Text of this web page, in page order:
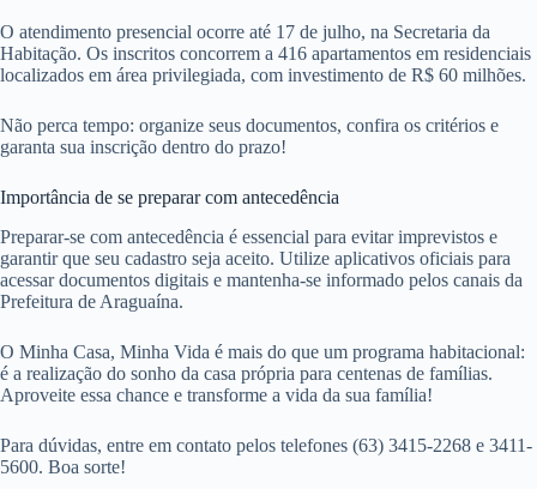
O atendimento presencial ocorre até 17 de julho, na Secretaria da
Habitação. Os inscritos concorrem a 416 apartamentos em residenciais
localizados em área privilegiada, com investimento de R$ 60 milhões.
Não perca tempo: organize seus documentos, confira os critérios e
garanta sua inscrição dentro do prazo!
Importância de se preparar com antecedência
Preparar-se com antecedência é essencial para evitar imprevistos e
garantir que seu cadastro seja aceito. Utilize aplicativos oficiais para
acessar documentos digitais e mantenha-se informado pelos canais da
Prefeitura de Araguaína.
O Minha Casa, Minha Vida é mais do que um programa habitacional:
é a realização do sonho da casa própria para centenas de famílias.
Aproveite essa chance e transforme a vida da sua família!
Para dúvidas, entre em contato pelos telefones (63) 3415-2268 e 3411-
5600. Boa sorte!